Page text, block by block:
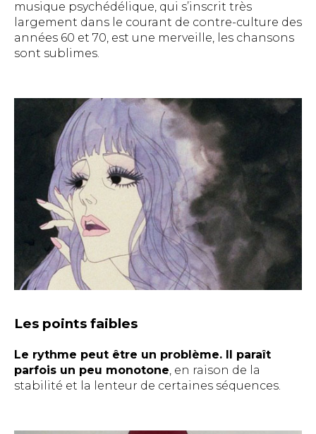
musique psychédélique, qui s’inscrit très
largement dans le courant de contre-culture des
années 60 et 70, est une merveille, les chansons
sont sublimes.
Les points faibles
Le rythme peut être un problème. Il paraît
parfois un peu monotone, en raison de la
stabilité et la lenteur de certaines séquences.